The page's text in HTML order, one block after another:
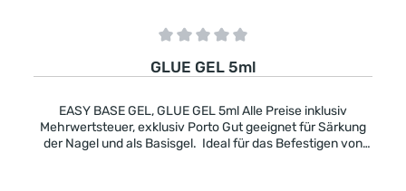
Durchschnittliche Bewertung von 0 von 5 Sternen
GLUE GEL 5ml
EASY BASE GEL, GLUE GEL 5ml Alle Preise inklusiv
Mehrwertsteuer, exklusiv Porto Gut geeignet für Särkung
der Nagel und als Basisgel. Ideal für das Befestigen von